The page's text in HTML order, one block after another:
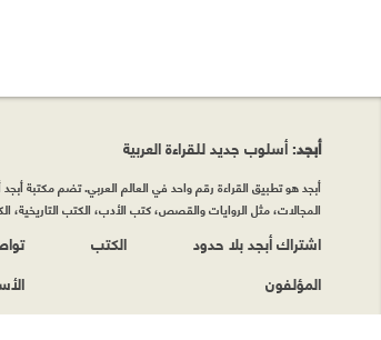
أبجد: أسلوب جديد للقراءة العربية
أبجد هو تطبيق القراءة رقم واحد في العالم العربي. تضم مكتبة
المجالات، مثل الروايات والقصص، كتب الأدب، الكتب التاريخية،
اشتراك أبجد بلا حدود
المؤلفون
الكتب